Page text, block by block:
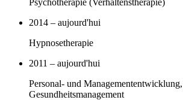
2014 – aujourd'hui
Hypnosetherapie
2011 – aujourd'hui
Personal- und Managemententwicklung,
Gesundheitsmanagement